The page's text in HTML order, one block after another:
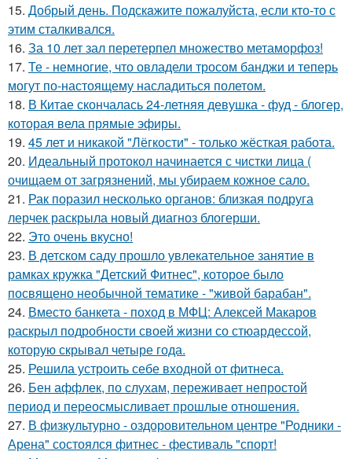
15. Добрый день. Подскaжите пожалуйста, если кто-то с
этим сталкивался.
16. За 10 лет зал перетерпел множество метаморфоз!
17. Те - немногие, что овладели тросом банджи и теперь
могут по-настоящему насладиться полетом.
18. В Китае скончалась 24-летняя девушка - фуд - блогер,
которая вела прямые эфиры.
19. 45 лет и никакой "Лёгкости" - только жёсткая работа.
20. Идеальный протокол начинается с чистки лица (
очищаем от загрязнений, мы убираем кожное сало.
21. Рак поразил несколько органов: близкая подруга
лерчек раскрыла новый диагноз блогерши.
22. Это очень вкусно!
23. В детском саду прошло увлекательное занятие в
рамках кружка "Детский Фитнес", которое было
посвящено необычной тематике - "живой барабан".
24. Вместо банкета - поход в МФЦ: Алексей Макаров
раскрыл подробности своей жизни со стюардессой,
которую скрывал четыре года.
25. Решила устроить себе входной от фитнеса.
26. Бен аффлек, по слухам, переживает непростой
период и переосмысливает прошлые отношения.
27. В физкультурно - оздоровительном центре "Родники -
Арена" состоялся фитнес - фестиваль "спорт!